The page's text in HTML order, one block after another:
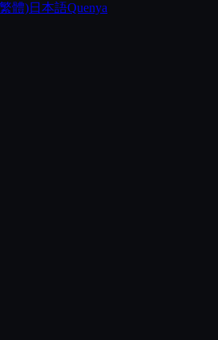
體)日本語Quenya